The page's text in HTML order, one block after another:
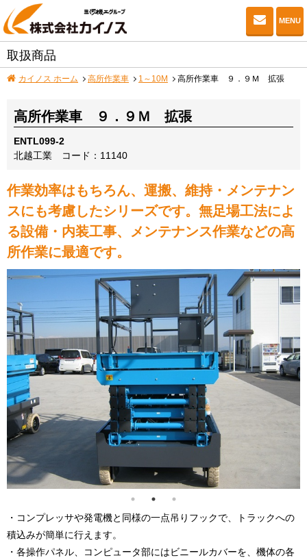
お問
MENU
取扱商品
カイノス ホーム 高所作業車 1～10M 高所作業車 ９．９Ｍ 拡張
高所作業車 ９．９Ｍ 拡張
ENTL099-2
北越工業
コード：11140
作業効率はもちろん、運搬、維持・メンテナン
スにも考慮したシリーズです。無足場工法によ
る設備・内装工事、メンテナンス作業などの高
所作業に最適です。
・コンプレッサや発電機と同様の一点吊りフックで、トラックへの
積込みが簡単に行えます。
・各操作パネル、コンピュータ部にはビニールカバーを、機体の各